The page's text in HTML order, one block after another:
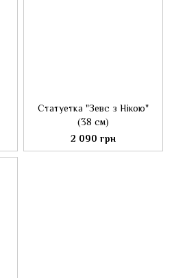
Статуетка "Зевс з Нікою"
(38 см)
2 090 грн